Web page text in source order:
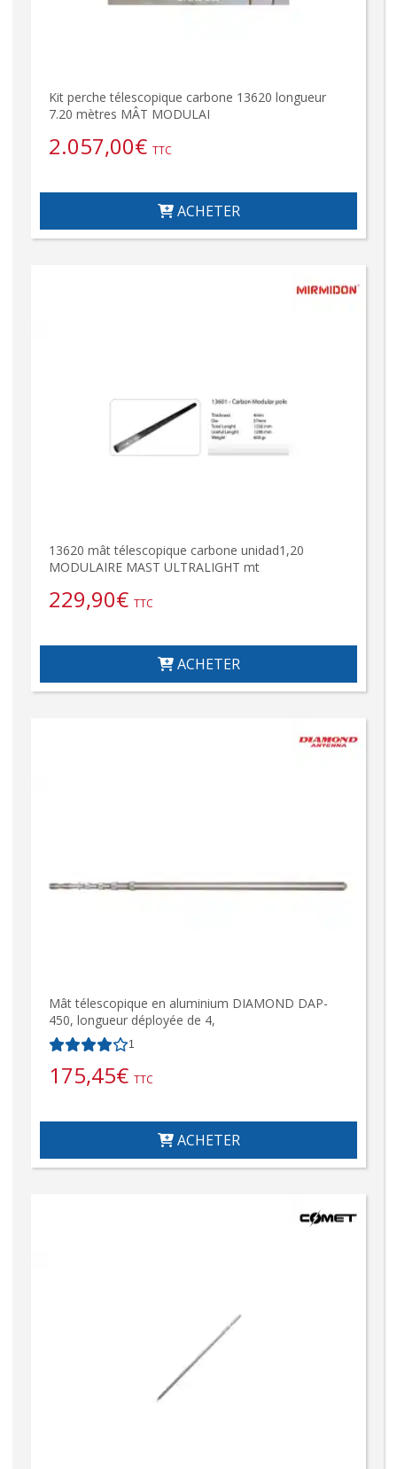
Kit perche télescopique carbone 13620 longueur
7.20 mètres MÂT MODULAI
2.057,00€ TTC
ACHETER
13620 mât télescopique carbone unidad1,20
MODULAIRE MAST ULTRALIGHT mt
229,90€ TTC
ACHETER
Mât télescopique en aluminium DIAMOND DAP-
450, longueur déployée de 4,
1
175,45€ TTC
ACHETER